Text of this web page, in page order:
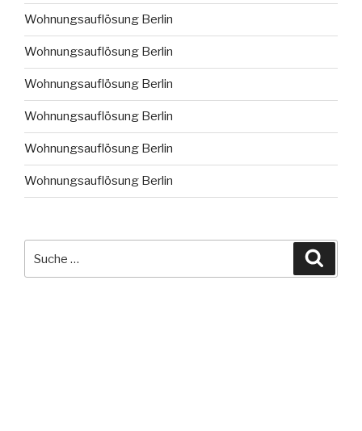
Wohnungsauflösung Berlin
Wohnungsauflösung Berlin
Wohnungsauflösung Berlin
Wohnungsauflösung Berlin
Wohnungsauflösung Berlin
Wohnungsauflösung Berlin
nach: